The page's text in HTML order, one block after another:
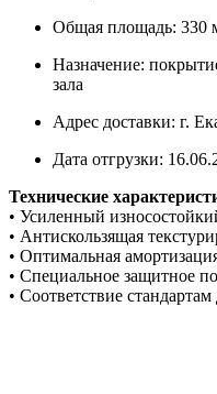
Общая площадь: 330
Назначение:
зала
Адрес доставки: г.
Дата отгрузки:
Технические
• Усиленный
• Антискользящая
• Оптимальная
• Специальное защитное
• Соответствие